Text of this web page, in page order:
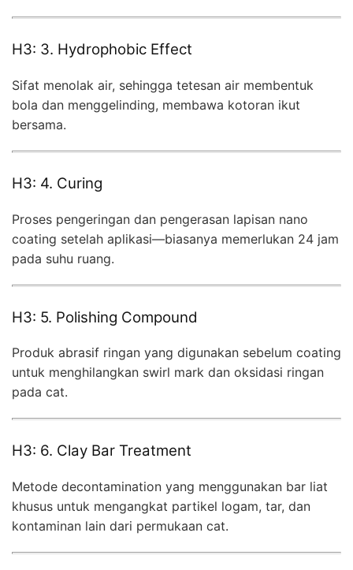
H3: 3. Hydrophobic Effect
Sifat menolak air, sehingga tetesan air membentuk
bola dan menggelinding, membawa kotoran ikut
bersama.
H3: 4. Curing
Proses pengeringan dan pengerasan lapisan nano
coating setelah aplikasi—biasanya memerlukan 24 jam
pada suhu ruang.
H3: 5. Polishing Compound
Produk abrasif ringan yang digunakan sebelum coating
untuk menghilangkan swirl mark dan oksidasi ringan
pada cat.
H3: 6. Clay Bar Treatment
Metode decontamination yang menggunakan bar liat
khusus untuk mengangkat partikel logam, tar, dan
kontaminan lain dari permukaan cat.